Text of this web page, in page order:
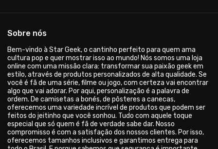
Sobre nós
Bem-vindo à Star Geek, o cantinho perfeito para quem ama
cultura pop e quer mostrar isso ao mundo! Nós somos uma loja
online com uma missão clara: transformar sua paixão geek em
estilo, através de produtos personalizados de alta qualidade. Se
você é fã de uma série, filme ou jogo, com certeza vai encontrar
algo que vai adorar. Por aqui, personalização é a palavra de
ordem. De camisetas a bonés, de pôsteres a canecas,
oferecemos uma variedade incrível de produtos que podem ser
feitos do jeitinho que você sonhou. Tudo com aquele toque
especial que só quem é fã de verdade sabe dar. Nosso
compromisso é com a satisfação dos nossos clientes. Por isso,
oferecemos tamanhos inclusivos e garantimos entrega para